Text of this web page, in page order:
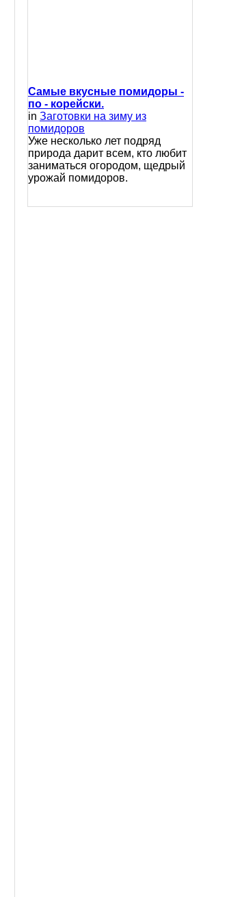
Самые вкусные помидоры -
по - корейски.
in Заготовки на зиму из
помидоров
Уже несколько лет подряд
природа дарит всем, кто любит
заниматься огородом, щедрый
урожай помидоров.